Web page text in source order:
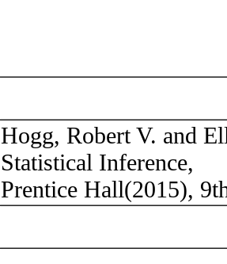
Hogg, Robert V. and
Statistical Inference,
Prentice Hall(2015),